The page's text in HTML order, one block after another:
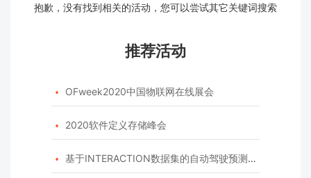
抱歉，没有找到相关的活动，您可以尝试其它关键词搜索
推荐活动
 OFweek2020中国物联网在线展会
 2020软件定义存储峰会
 基于INTERACTION数据集的自动驾驶预测模型挑战赛